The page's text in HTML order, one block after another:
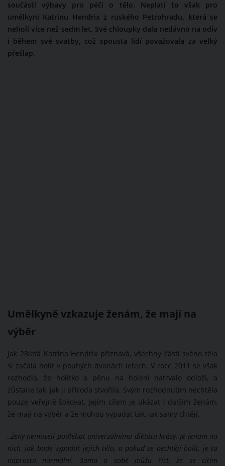
součástí výbavy pro péči o tělo. Neplatí to však pro
umělkyni Katrinu Hendrix z ruského Petrohradu, která se
neholí více než sedm let. Své chloupky dala nedávno na odiv
i během své svatby, což spousta lidí považovala za velký
přešlap.
Umělkyně vzkazuje ženám, že mají na
výběr
Jak 28letá Katrina Hendrix přiznává, všechny části svého těla
si začala holit v pouhých dvanácti letech. V roce 2011 se však
rozhodla, že holítko a pěnu na holení natrvalo odloží, a
zůstane tak, jak ji příroda stvořila. Svým rozhodnutím nechtěla
pouze veřejně šokovat. Jejím cílem je ukázat i dalším ženám,
že mají na výběr a že mohou vypadat tak, jak samy chtějí.
„Ženy nemusejí podléhat univerzálnímu diktátu krásy. Je jenom na
nich, jak bude vypadat jejich tělo, a pokud se nechtějí holit, je to
naprosto normální. Sama o sobě můžu říct, že se cítím